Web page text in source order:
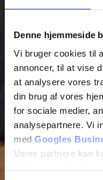
Denne hjemmeside
Vi bruger cookies til
annoncer, til at vise
at analysere vores
din brug af vores
for sociale medier,
analysepartnere. Vi
med Googles
Vores partnere kan
Fjern